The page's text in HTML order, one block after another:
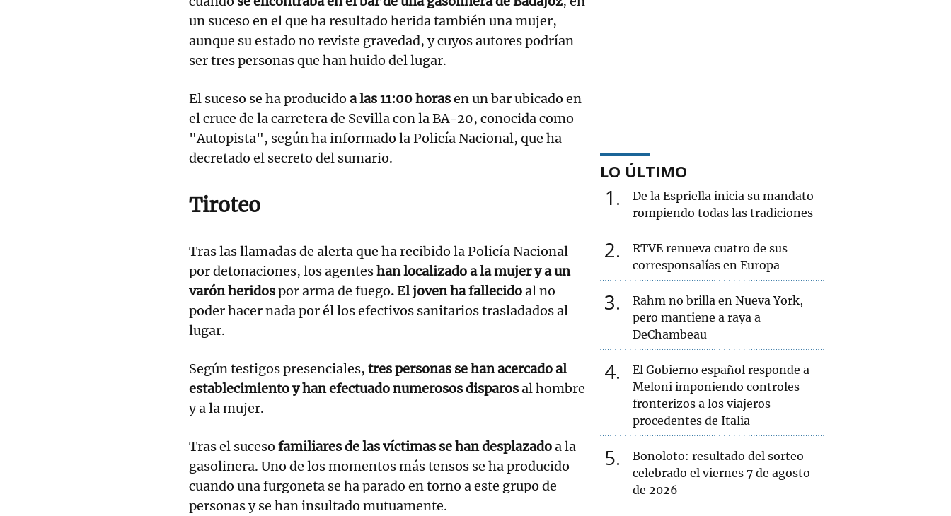
un suceso en el que ha resultado herida también una mujer,
aunque su estado no reviste gravedad, y cuyos autores podrían
ser tres personas que han huido del lugar.
El suceso se ha producido a las 11:00 horasen un bar ubicado en
el cruce de la carretera de Sevilla con la BA-20, conocida como
"Autopista", según ha informado la Policía Nacional, que ha
decretado el secreto del sumario.
Tiroteo
Tras las llamadas de alerta que ha recibido la Policía Nacional
por detonaciones, los agenteshan localizado a la mujer y a un
varón heridospor arma de fuego. El joven ha fallecidoal no
poder hacer nada por él los efectivos sanitarios trasladados al
lugar.
Según testigos presenciales, tres personas se han acercado al
establecimiento y han efectuado numerosos disparosal hombre
y a la mujer.
Tras el suceso familiares de las víctimas se han desplazadoa la
gasolinera. Uno de los momentos más tensos se ha producido
cuando una furgoneta se ha parado en torno a este grupo de
personas y se han insultado mutuamente.
LO ÚLTIMO
1
De la Espriella inicia su mandato
rompiendo todas las tradiciones
2
RTVE renueva cuatro de sus
corresponsalías en Europa
3
Rahm no brilla en Nueva York,
pero mantiene a raya a
DeChambeau
4
El Gobierno español responde a
Meloni imponiendo controles
fronterizos a los viajeros
procedentes de Italia
5
Bonoloto: resultado del sorteo
celebrado el viernes 7 de agosto
de 2026